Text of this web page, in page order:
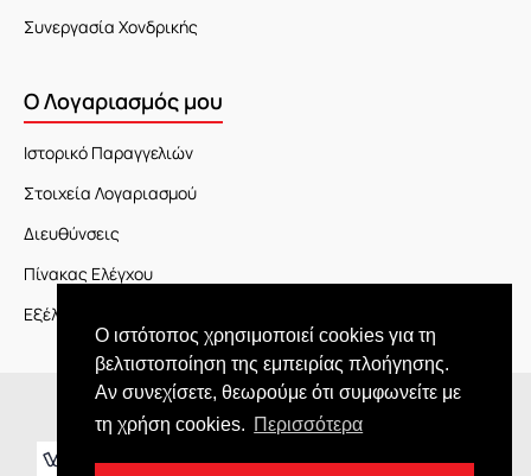
Ο ιστότοπος χρησιμοποιεί cookies για τη
βελτιστοποίηση της εμπειρίας πλοήγησης.
Αν συνεχίσετε, θεωρούμε ότι συμφωνείτε με
τη χρήση cookies. Περισσότερα
Συνεργασία Χονδρικής
Ο Λογαριασμός μου
Ιστορικό Παραγγελιών
Στοιχεία Λογαριασμού
Διευθύνσεις
Πίνακας Ελέγχου
Εξέλιξη Παραγγελίας